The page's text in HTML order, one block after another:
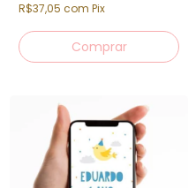
R$37,05 com Pix